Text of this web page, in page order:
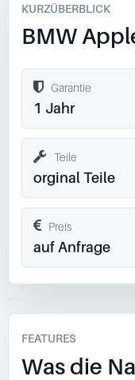
KURZÜBERBLICK
BMW
Garantie
1 Jahr
Teile
orginal Teile
Preis
auf Anfrage
FEATURES
Was die